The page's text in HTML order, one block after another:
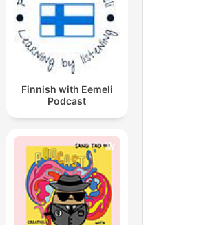
Finnish with Eemeli
Podcast